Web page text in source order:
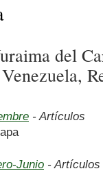
del
- Artículos
Junio - Artículos